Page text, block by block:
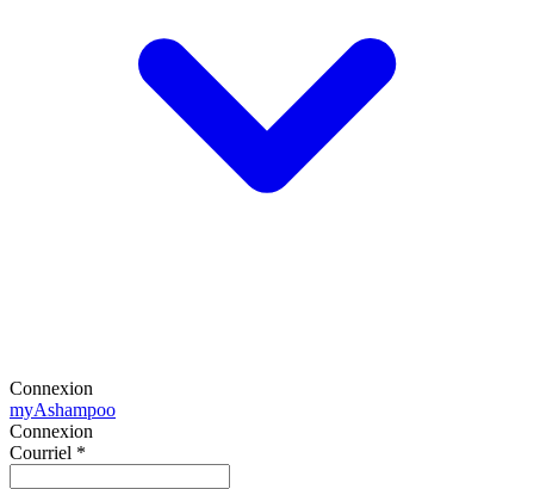
Connexion
myAshampoo
Connexion
Courriel *